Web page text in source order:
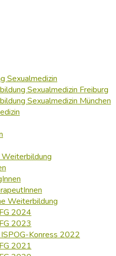
Sexualmedizin
Sexualmedizin Freiburg
Sexualmedizin München
Weiterbildung
2024
2023
Konress 2022
2021